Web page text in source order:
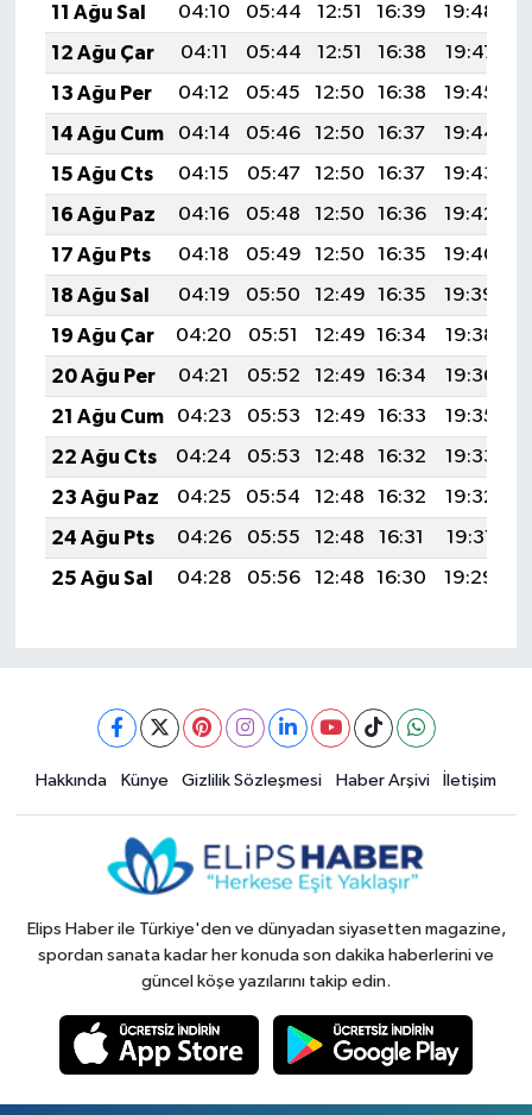
11 Ağu Sal
04:10 05:44 12:51 16:39 19:48
12 Ağu Çar
04:11 05:44 12:51 16:38 19:47
13 Ağu Per
04:12 05:45 12:50 16:38 19:45
14 Ağu Cum
04:14 05:46 12:50 16:37 19:44
15 Ağu Cts
04:15 05:47 12:50 16:37 19:43
16 Ağu Paz
04:16 05:48 12:50 16:36 19:42
17 Ağu Pts
04:18 05:49 12:50 16:35 19:40
18 Ağu Sal
04:19 05:50 12:49 16:35 19:39
19 Ağu Çar
04:20 05:51 12:49 16:34 19:38
20 Ağu Per
04:21 05:52 12:49 16:34 19:36
21 Ağu Cum
04:23 05:53 12:49 16:33 19:35
22 Ağu Cts
04:24 05:53 12:48 16:32 19:33
23 Ağu Paz
04:25 05:54 12:48 16:32 19:32
24 Ağu Pts
04:26 05:55 12:48 16:31 19:31
25 Ağu Sal
04:28 05:56 12:48 16:30 19:29
Hakkında Künye Gizlilik Sözleşmesi Haber Arşivi İletişim
Elips Haber ile Türkiye'den ve dünyadan siyasetten magazine,
spordan sanata kadar her konuda son dakika haberlerini ve
güncel köşe yazılarını takip edin.